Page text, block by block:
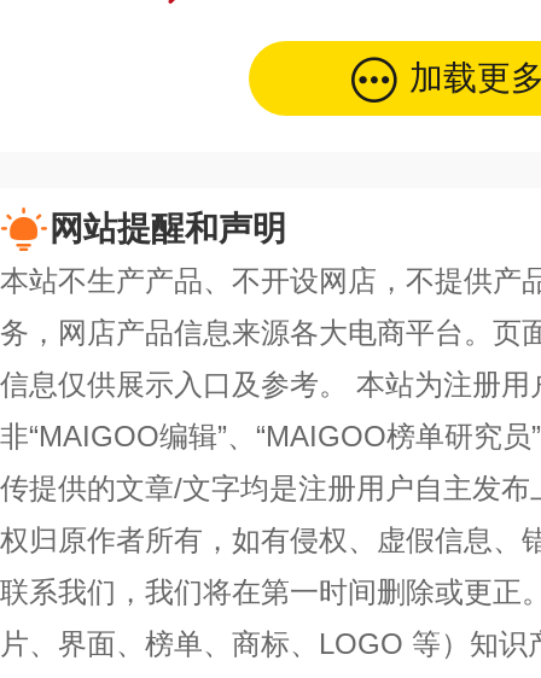
加载更
网站提醒和声明
本站不生产产品、不开设网店，不提供产
务，网店产品信息来源各大电商平台。页
信息仅供展示入口及参考。
本站为注册用
非“MAIGOO编辑”、“MAIGOO榜单研究
传提供的文章/文字均是注册用户自主发
权归原作者所有，如有侵权、虚假信息、
联系我们，我们将在第一时间删除或更正
片、界面、榜单、商标、LOGO 等）知